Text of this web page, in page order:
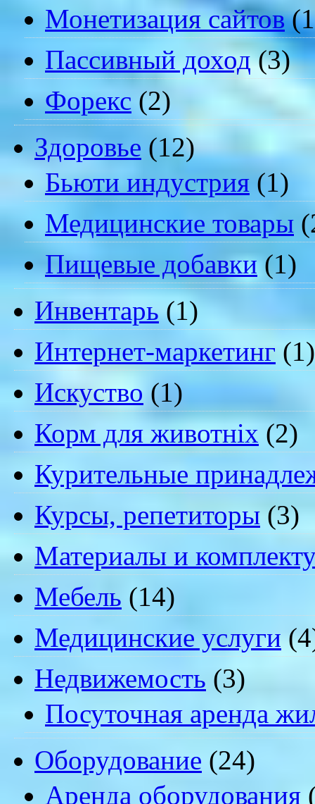
Монетизация сайтов
Пассивный доход(3)
Форекс (2)
Здоровье (12)
Бьюти индустрия (1)
Медицинские товары
Пищевые добавки(1)
Инвентарь (1)
Интернет-маркетинг (1)
Искуство (1)
Корм для животніх (2)
Курительные
Курсы, репетиторы (3)
Материалы и
Мебель (14)
Медицинские услуги
Недвижемость (3)
Посуточная аренда
Оборудование (24)
Аренда оборудования